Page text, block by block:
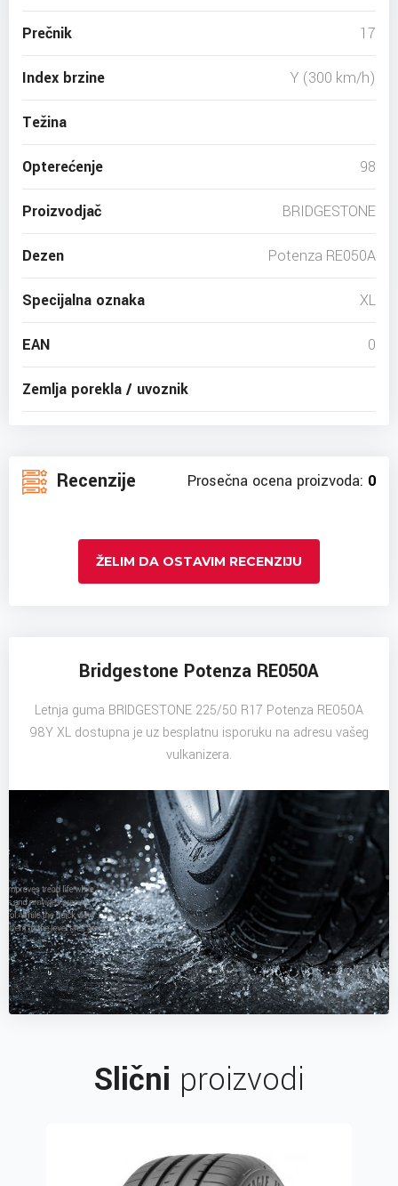
Prečnik 17
Index brzine Y (300 km/h)
Težina
Opterećenje 98
Proizvodjač BRIDGESTONE
Dezen Potenza RE050A
Specijalna oznaka XL
EAN 0
Zemlja porekla / uvoznik
Recenzije Prosečna ocena proizvoda: 0
ŽELIM DA OSTAVIM RECENZIJU
Bridgestone Potenza RE050A
Letnja guma BRIDGESTONE 225/50 R17 Potenza RE050A
98Y XL dostupna je uz besplatnu isporuku na adresu vašeg
vulkanizera.
Slični proizvodi